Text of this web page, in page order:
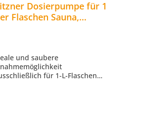
Dosierpumpe für 1
Flaschen Sauna,
und saubere
für 1-L-Flaschen